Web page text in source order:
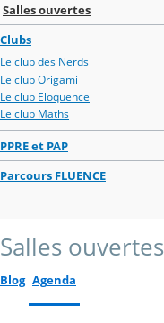
Salles ouvertes
Clubs
Le club des Nerds
Le club Origami
Le club Eloquence
Le club Maths
PPRE et PAP
Parcours FLUENCE
Salles ouvertes
Blog Agenda